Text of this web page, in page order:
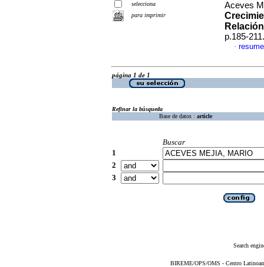
selecciona
para imprimir
Aceves
p.185-
·
página 1 de 1
Refinar la búsqueda
Base de datos : article
Buscar
1
2
3
Search
BIREME/OPS/OMS - Centro